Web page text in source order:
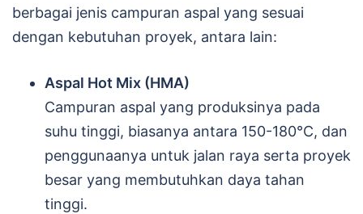
berbagai jenis campuran aspal yang sesuai
dengan kebutuhan proyek, antara lain:
Aspal Hot Mix (HMA)
Campuran aspal yang produksinya pada
suhu tinggi, biasanya antara 150-180°C, dan
penggunaanya untuk jalan raya serta proyek
besar yang membutuhkan daya tahan
tinggi.